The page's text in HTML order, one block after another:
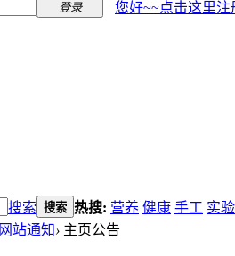
登录
您好~~点击这里注
搜索 搜索 热搜: 营养 健康 手工 实验
网站通知› 主页公告